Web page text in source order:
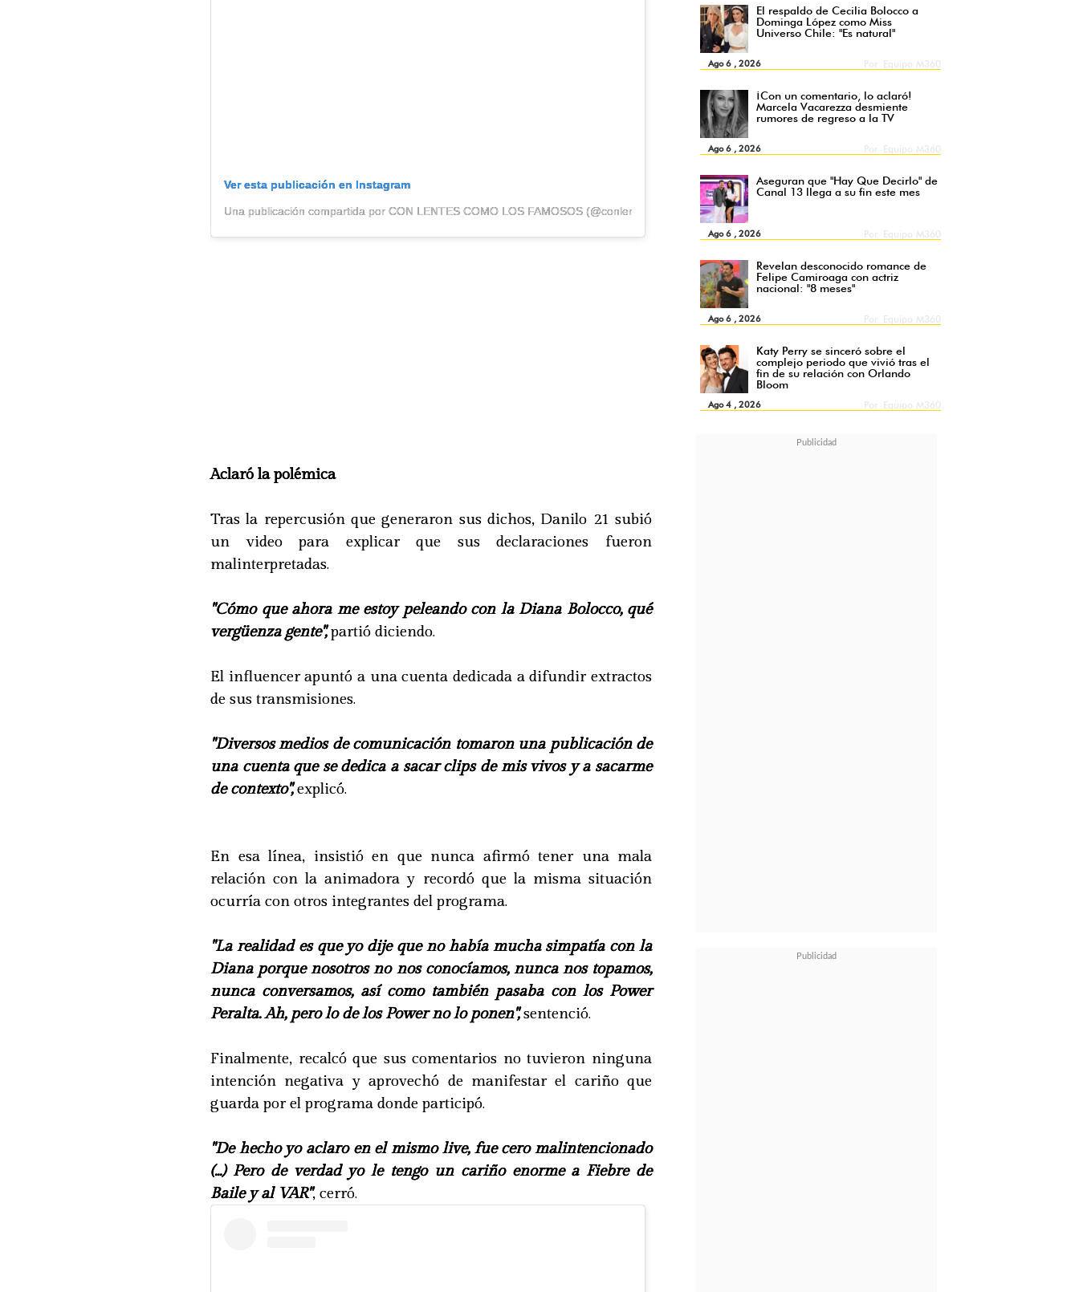
El respaldo de Cecilia Bolocco a
Dominga López como Miss
Universo Chile: "Es natural"
Ago 6 , 2026
¡Con un comentario, lo aclaró!
Marcela Vacarezza desmiente
rumores de regreso a la TV
Ago 6 , 2026
Aseguran que "Hay Que Decirlo" de
Canal 13 llega a su fin este mes
Ago 6 , 2026
Revelan desconocido romance de
Felipe Camiroaga con actriz
nacional: "8 meses"
Ago 6 , 2026
Katy Perry se sinceró sobre el
complejo periodo que vivió tras el
fin de su relación con Orlando
Bloom
Ago 4 , 2026
Ver esta publicación en Instagram
Una publicación compartida por CON LENTES COMO LOS FAMOSOS (@conlentescomolosfamosos)
Aclaró la polémica
Tras la repercusión que generaron sus dichos, Danilo 21 subió
un video para explicar que sus declaraciones fueron
malinterpretadas.
"Cómo que ahora me estoy peleando con la Diana Bolocco, qué
vergüenza gente", partió diciendo.
El influencer apuntó a una cuenta dedicada a difundir extractos
de sus transmisiones.
"Diversos medios de comunicación tomaron una publicación de
una cuenta que se dedica a sacar clips de mis vivos y a sacarme
de contexto", explicó.
En esa línea, insistió en que nunca afirmó tener una mala
relación con la animadora y recordó que la misma situación
ocurría con otros integrantes del programa.
"La realidad es que yo dije que no había mucha simpatía con la
Diana porque nosotros no nos conocíamos, nunca nos topamos,
nunca conversamos, así como también pasaba con los Power
Peralta. Ah, pero lo de los Power no lo ponen", sentenció.
Finalmente, recalcó que sus comentarios no tuvieron ninguna
intención negativa y aprovechó de manifestar el cariño que
guarda por el programa donde participó.
"De hecho yo aclaro en el mismo live, fue cero malintencionado
(...) Pero de verdad yo le tengo un cariño enorme a Fiebre de
Baile y al VAR", cerró.